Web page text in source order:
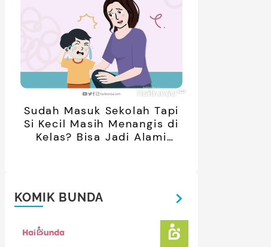
Sudah Masuk Sekolah Tapi
Si Kecil Masih Menangis di
Kelas? Bisa Jadi Alami
KOMIK BUNDA